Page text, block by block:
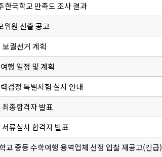
한국학교 만족도 조사 결과
위원 선출 공고
궐선거 계획
행 일정 및 계획
검정 특별시험 실시 안내
종합격자 발표
류심사 합격자 발표
교 중등 수학여행 용역업체 선정 입찰 재공고(긴급)